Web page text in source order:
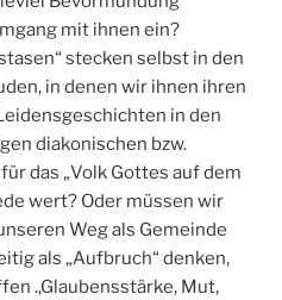
mit ihnen ein?
stecken selbst in den
in denen wir ihnen ihren
in den
diakonischen bzw.
das „Volk Gottes auf dem
wert? Oder müssen wir
Weg als Gemeinde
als „Aufbruch“ denken,
.,Glaubensstärke, Mut,